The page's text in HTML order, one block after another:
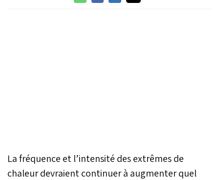
La fréquence et l’intensité des extrêmes de
chaleur devraient continuer à augmenter quel